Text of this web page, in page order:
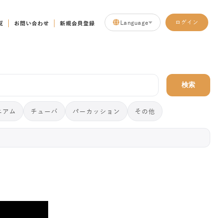
お問い合わせ 新規会員登録 Language ログイン
検索
アム チューバ パーカッション その他